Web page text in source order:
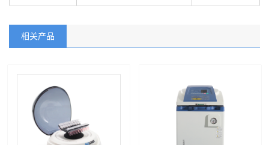
相关产品